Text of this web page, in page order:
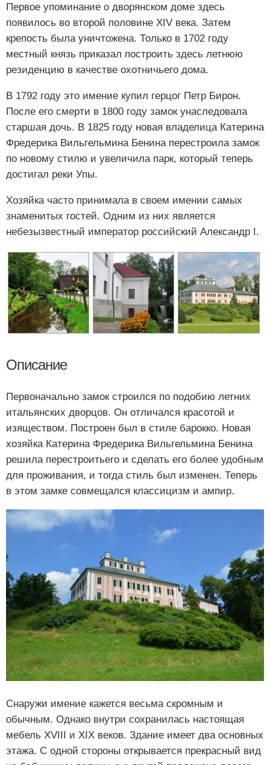
Первое упоминание о дворянском доме здесь
появилось во второй половине XIV века. Затем
крепость была уничтожена. Только в 1702 году
местный князь приказал построить здесь летнюю
резиденцию в качестве охотничьего дома.
В 1792 году это имение купил герцог Петр Бирон.
После его смерти в 1800 году замок унаследовала
старшая дочь. В 1825 году новая владелица Катерина
Фредерика Вильгельмина Бенина перестроила замок
по новому стилю и увеличила парк, который теперь
достигал реки Упы.
Хозяйка часто принимала в своем имении самых
знаменитых гостей. Одним из них является
небезызвестный император российский Александр I.
Описание
Первоначально замок строился по подобию летних
итальянских дворцов. Он отличался красотой и
изяществом. Построен был в стиле барокко. Новая
хозяйка Катерина Фредерика Вильгельмина Бенина
решила перестроитьего и сделать его более удобным
для проживания, и тогда стиль был изменен. Теперь
в этом замке совмещался классицизм и ампир.
Снаружи имение кажется весьма скромным и
обычным. Однако внутри сохранилась настоящая
мебель XVIII и XIX веков. Здание имеет два основных
этажа. С одной стороны открывается прекрасный вид